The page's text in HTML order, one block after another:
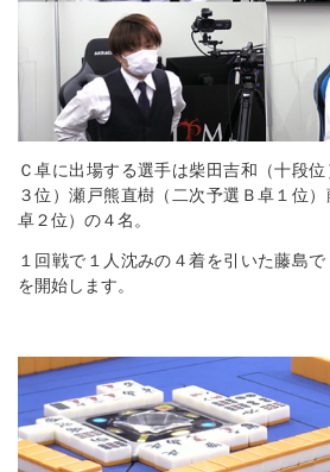
Ｃ卓に出場する選手は柴田吉和（十段
３位）瀬戸熊直樹（二次予選Ｂ卓１位
卓２位）の４名。
１回戦で１人沈みの４着を引いた藤島
を開始します。